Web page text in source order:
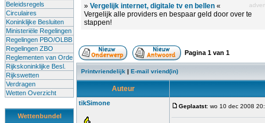
Beleidsregels
Circulaires
Koninklijke Besluiten
Ministeriële Regelingen
Regelingen PBO/OLBB
Regelingen ZBO
Reglementen van Orde
Rijkskoninklijke Besl.
Rijkswetten
Verdragen
Wetten Overzicht
Wettenbundel
» Vergelijk internet, digitale tv en bellen «
Vergelijk alle providers en bespaar geld door over te
stappen!
Pagina 1 van 1
Printvriendelijk | E-mail vriend(in)
Auteur
tikSimone Geplaatst: wo 10 dec 2008